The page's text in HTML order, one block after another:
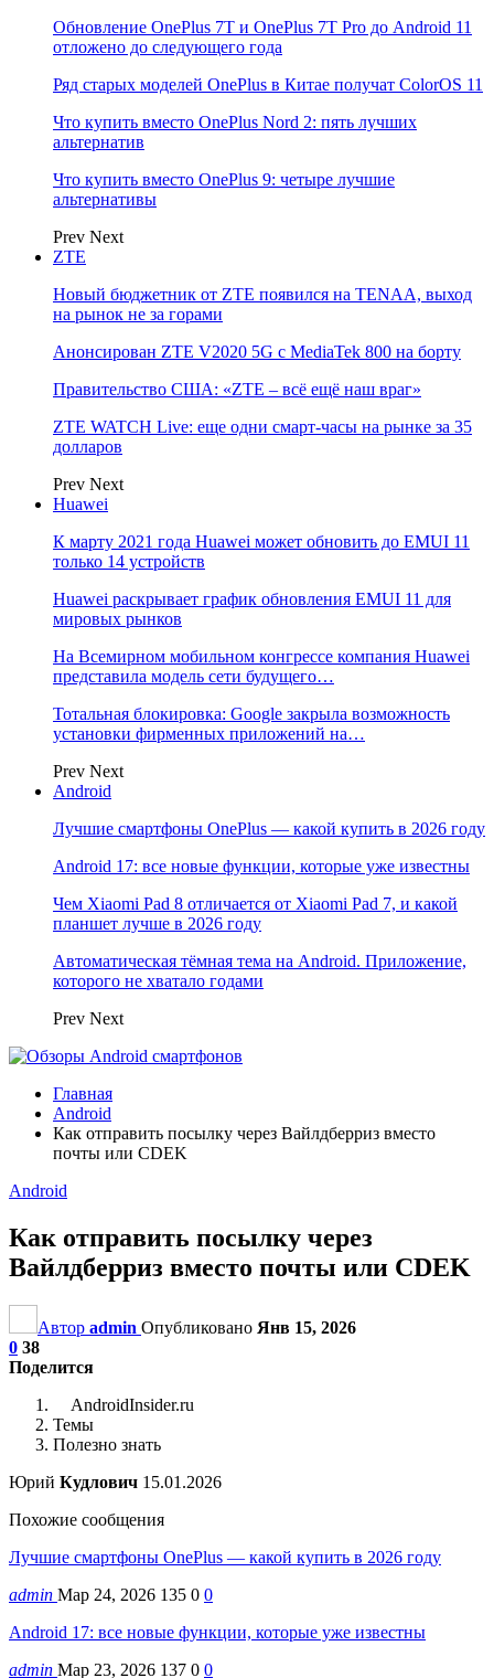
Обновление OnePlus 7T и OnePlus 7T Pro до Android 11
отложено до следующего года
Ряд старых моделей OnePlus в Китае получат ColorOS 11
Что купить вместо OnePlus Nord 2: пять лучших
альтернатив
Что купить вместо OnePlus 9: четыре лучшие
альтернативы
Prev Next
ZTE
Новый бюджетник от ZTE появился на TENAA, выход
на рынок не за горами
Анонсирован ZTE V2020 5G с MediaTek 800 на борту
Правительство США: «ZTE – всё ещё наш враг»
ZTE WATCH Live: еще одни смарт-часы на рынке за 35
долларов
Prev Next
Huawei
К марту 2021 года Huawei может обновить до EMUI 11
только 14 устройств
Huawei раскрывает график обновления EMUI 11 для
мировых рынков
На Всемирном мобильном конгрессе компания Huawei
представила модель сети будущего…
Тотальная блокировка: Google закрыла возможность
установки фирменных приложений на…
Prev Next
Android
Лучшие смартфоны OnePlus — какой купить в 2026 году
Android 17: все новые функции, которые уже известны
Чем Xiaomi Pad 8 отличается от Xiaomi Pad 7, и какой
планшет лучше в 2026 году
Автоматическая тёмная тема на Android. Приложение,
которого не хватало годами
Prev Next
Главная
Android
Как отправить посылку через Вайлдберриз вместо
почты или CDEK
Android
Как отправить посылку через
Вайлдберриз вместо почты или CDEK
Автор admin Опубликовано Янв 15, 2026
0 38
Поделится
AndroidInsider.ru
Темы
Полезно знать
Юрий Кудлович 15.01.2026
Похожие сообщения
Лучшие смартфоны OnePlus — какой купить в 2026 году
admin Мар 24, 2026 135 0 0
Android 17: все новые функции, которые уже известны
admin Мар 23, 2026 137 0 0